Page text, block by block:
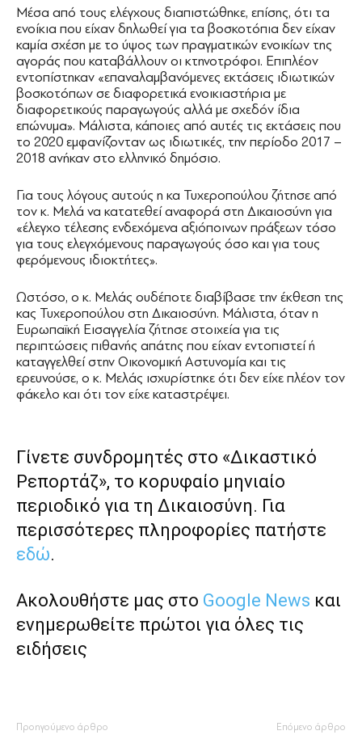
Μέσα από τους ελέγχους διαπιστώθηκε, επίσης, ότι τα
ενοίκια που είχαν δηλωθεί για τα βοσκοτόπια δεν είχαν
καμία σχέση με το ύψος των πραγματικών ενοικίων της
αγοράς που καταβάλλουν οι κτηνοτρόφοι. Επιπλέον
εντοπίστηκαν «επαναλαμβανόμενες εκτάσεις ιδιωτικών
βοσκοτόπων σε διαφορετικά ενοικιαστήρια με
διαφορετικούς παραγωγούς αλλά με σχεδόν ίδια
επώνυμα». Μάλιστα, κάποιες από αυτές τις εκτάσεις που
το 2020 εμφανίζονταν ως ιδιωτικές, την περίοδο 2017 –
2018 ανήκαν στο ελληνικό δημόσιο.
Για τους λόγους αυτούς η κα Τυχεροπούλου ζήτησε από
τον κ. Μελά να κατατεθεί αναφορά στη Δικαιοσύνη για
«έλεγχο τέλεσης ενδεχόμενα αξιόποινων πράξεων τόσο
για τους ελεγχόμενους παραγωγούς όσο και για τους
φερόμενους ιδιοκτήτες».
Ωστόσο, ο κ. Μελάς ουδέποτε διαβίβασε την έκθεση της
κας Τυχεροπούλου στη Δικαιοσύνη. Μάλιστα, όταν η
Ευρωπαϊκή Εισαγγελία ζήτησε στοιχεία για τις
περιπτώσεις πιθανής απάτης που είχαν εντοπιστεί ή
καταγγελθεί στην Οικονομική Αστυνομία και τις
ερευνούσε, ο κ. Μελάς ισχυρίστηκε ότι δεν είχε πλέον τον
φάκελο και ότι τον είχε καταστρέψει.
Γίνετε συνδρομητές στο «Δικαστικό
Ρεπορτάζ», το κορυφαίο μηνιαίο
περιοδικό για τη Δικαιοσύνη. Για
περισσότερες πληροφορίες πατήστε
εδώ.
Ακολουθήστε μας στο Google News και
ενημερωθείτε πρώτοι για όλες τις
ειδήσεις
Προηγούμενο άρθρο Επόμενο άρθρο